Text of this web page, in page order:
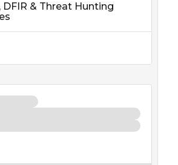
DFIR & Threat Hunting